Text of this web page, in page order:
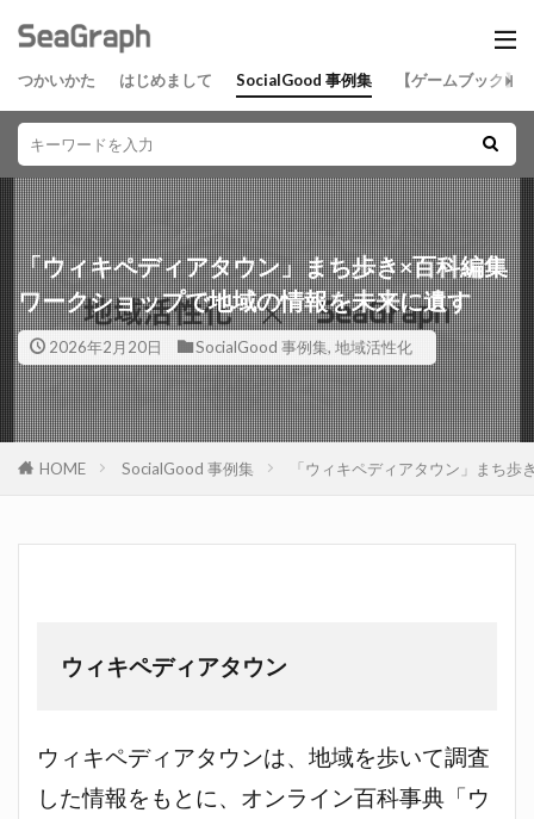
つかいかた はじめまして SocialGood 事例集 【ゲームブック】
「ウィキペディアタウン」まち歩き×百科編集
ワークショップで地域の情報を未来に遺す
2026年2月20日 SocialGood 事例集, 地域活性化
HOME SocialGood 事例集 「ウィキペディアタウン」まち
ウィキペディアタウン
ウィキペディアタウンは、地域を歩いて調査
した情報をもとに、オンライン百科事典「ウ